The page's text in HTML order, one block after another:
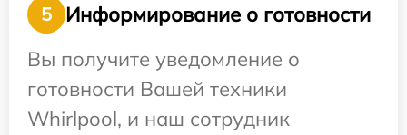
5
Информирование о готовности
Вы получите уведомление о
готовности Вашей техники
Whirlpool, и наш сотрудник